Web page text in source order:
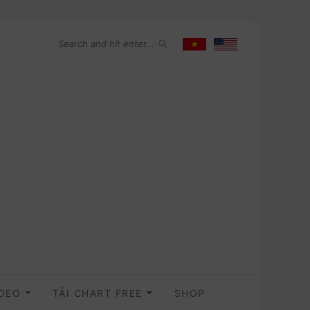
TẢI CHART FREE SHOP